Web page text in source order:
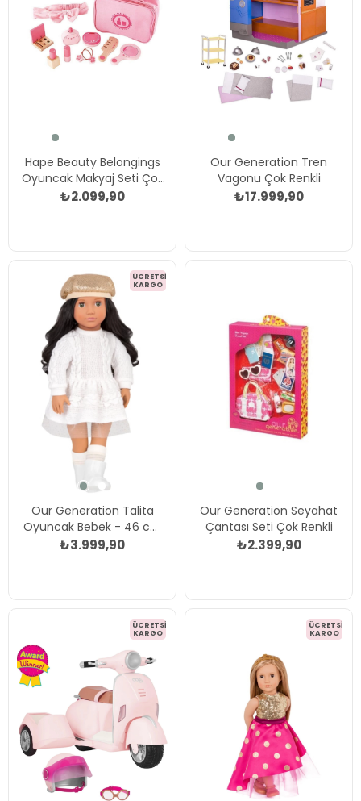
Hape Beauty Belongings
Oyuncak Makyaj Seti Çok
Renkli
₺2.099,90
Our Generation Tren
Vagonu Çok Renkli
₺17.999,90
Our Generation Talita
Oyuncak Bebek - 46 cm
Çok Renkli
₺3.999,90
ÜCRETSIZ
KARGO
Our Generation Seyahat
Çantası Seti Çok Renkli
₺2.399,90
ÜCRETSIZ
KARGO
ÜCRETSIZ
KARGO